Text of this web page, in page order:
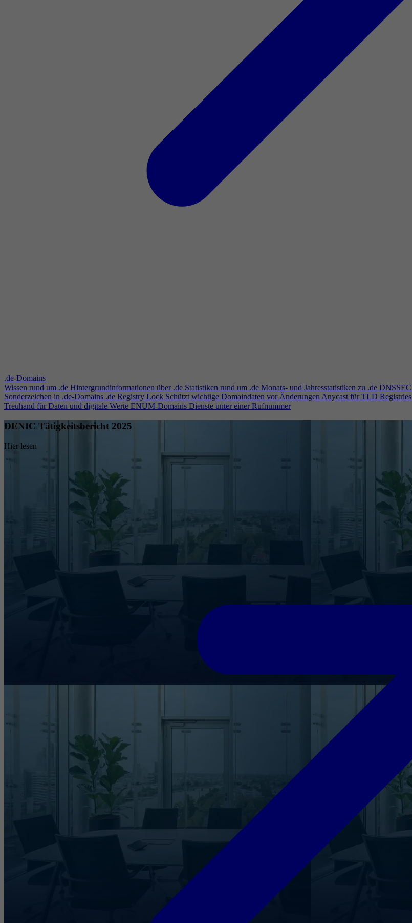
.de-Domains
Wissen rund um .de Hintergrundinformationen über .de Statistiken rund um .de Monats- und Jahresstatistiken zu .de DNSSEC
Sonderzeichen in .de-Domains .de Registry Lock Schützt wichtige Domaindaten vor ÄnderungenAnycast für TLD Registries
Treuhand für Daten und digitale Werte ENUM-Domains Dienste unter einer Rufnummer
DENIC Tätigkeitsbericht 2025
Hier lesen